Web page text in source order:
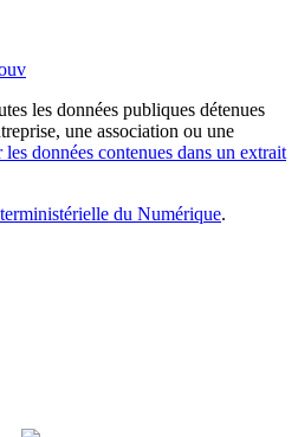
les données publiques détenues
une association ou une
données contenues dans un extrait
du Numérique.